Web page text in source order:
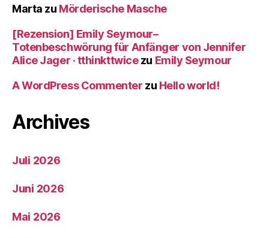
Marta zu Mörderische Masche
[Rezension] Emily Seymour–
Totenbeschwörung für Anfänger von Jennifer
Alice Jager · tthinkttwicezu Emily Seymour
A WordPress Commenter zu Hello world!
Archives
Juli 2026
Juni 2026
Mai 2026